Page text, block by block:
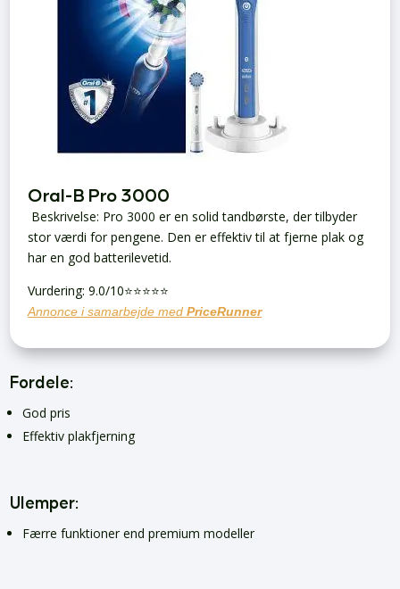
Oral-B Pro 3000
Beskrivelse: Pro 3000 er en solid tandbørste, der tilbyder
stor værdi for pengene. Den er effektiv til at fjerne plak og
har en god batterilevetid.
Vurdering: 9.0/10⭐⭐⭐⭐⭐
Annonce i samarbejde medPriceRunner
Fordele:
God pris
Effektiv plakfjerning
Ulemper:
Færre funktioner end premium modeller